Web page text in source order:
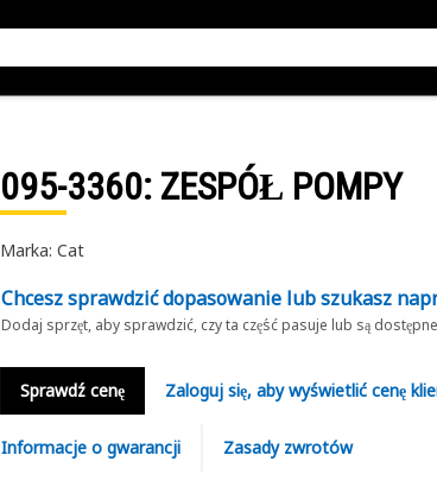
095-3360: ZESPÓŁ POMPY
Marka: Cat
Chcesz sprawdzić dopasowanie lub szukasz
Dodaj sprzęt, aby sprawdzić, czy ta część pasuje lub są
Sprawdź cenę Zaloguj się, aby wyświetlić cenę
Informacje o gwarancji Zasady zwrotów